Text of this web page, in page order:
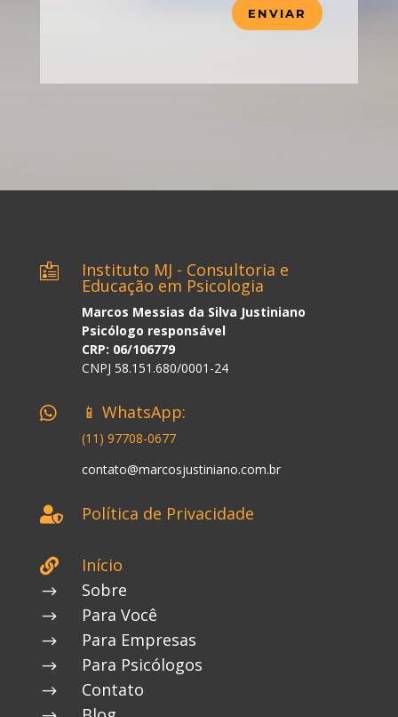
ENVIAR
 Instituto MJ - Consultoria e
Educação em Psicologia
Marcos Messias da Silva Justiniano
Psicólogo responsável
CRP: 06/106779
CNPJ 58.151.680/0001-24
 📱 WhatsApp:
(11) 97708-0677
contato@marcosjustiniano.com.br
 Política de Privacidade
 Início
$ Sobre
$ Para Você
$ Para Empresas
$ Para Psicólogos
$ Contato